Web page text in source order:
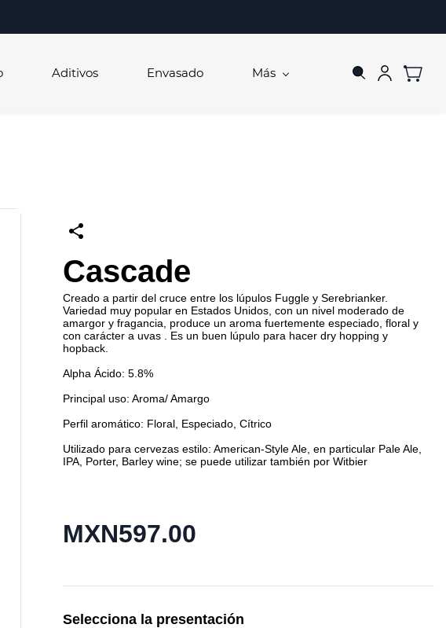
Aditivos Envasado Más
Cascade
Creado a partir del cruce entre los lúpulos Fuggle y Serebrianker.
Variedad muy popular en Estados Unidos, con un nivel moderado de
amargor y fragancia, produce un aroma fuertemente especiado, floral y
con carácter a uvas . Es un buen lúpulo para hacer dry hopping y
hopback.
Alpha Ácido: 5.8%
Principal uso: Aroma/ Amargo
Perfil aromático: Floral, Especiado, Cítrico
Utilizado para cervezas estilo: American-Style Ale, en particular Pale Ale,
IPA, Porter, Barley wine; se puede utilizar también por Witbier
MXN597.00
Selecciona la presentación